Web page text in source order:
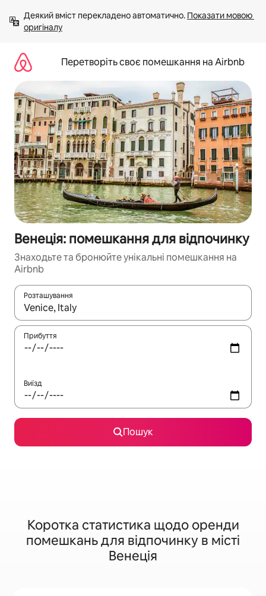
вмісту
Деякий вміст перекладено автоматично. Показати мовою
оригіналу
Перетворіть своє помешкання на Airbnb
Венеція: помешкання для відпочинку
Знаходьте та бронюйте унікальні помешкання на
Airbnb
Розташування
Отримавши результати пошуку, використовуйте для
Прибуття
Виїзд
Пошук
Коротка статистика щодо оренди
помешкань для відпочинку в місті
Венеція